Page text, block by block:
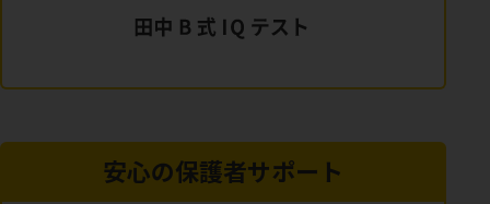
安心の保護者サポート